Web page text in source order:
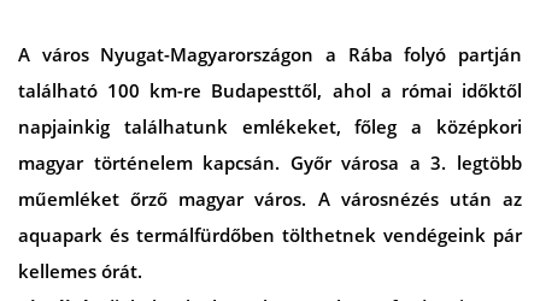
A város Nyugat-Magyarországon a Rába folyó partján
található 100 km-re Budapesttől, ahol a római időktől
napjainkig találhatunk emlékeket, főleg a középkori
magyar történelem kapcsán. Győr városa a 3. legtöbb
műemléket őrző magyar város. A városnézés után az
aquapark és termálfürdőben tölthetnek vendégeink pár
kellemes órát.